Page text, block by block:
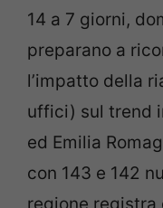
14 a 7 giorni,
preparano a
l’impatto della
uffici) sul trend
ed Emilia
con 143 e 142
regione registra